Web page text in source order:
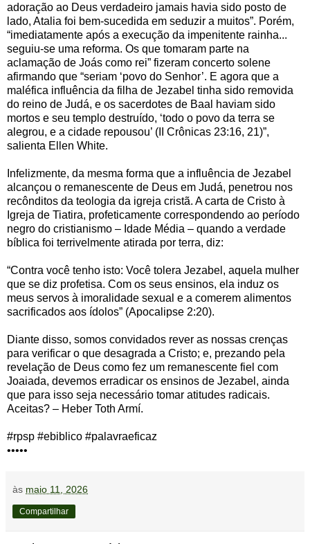
adoração ao Deus verdadeiro jamais havia sido posto de
lado, Atalia foi bem-sucedida em seduzir a muitos”. Porém,
“imediatamente após a execução da impenitente rainha...
seguiu-se uma reforma. Os que tomaram parte na
aclamação de Joás como rei” fizeram concerto solene
afirmando que “seriam ‘povo do Senhor’. E agora que a
maléfica influência da filha de Jezabel tinha sido removida
do reino de Judá, e os sacerdotes de Baal haviam sido
mortos e seu templo destruído, ‘todo o povo da terra se
alegrou, e a cidade repousou’ (II Crônicas 23:16, 21)”,
salienta Ellen White.
Infelizmente, da mesma forma que a influência de Jezabel
alcançou o remanescente de Deus em Judá, penetrou nos
recônditos da teologia da igreja cristã. A carta de Cristo à
Igreja de Tiatira, profeticamente correspondendo ao período
negro do cristianismo – Idade Média – quando a verdade
bíblica foi terrivelmente atirada por terra, diz:
“Contra você tenho isto: Você tolera Jezabel, aquela mulher
que se diz profetisa. Com os seus ensinos, ela induz os
meus servos à imoralidade sexual e a comerem alimentos
sacrificados aos ídolos” (Apocalipse 2:20).
Diante disso, somos convidados rever as nossas crenças
para verificar o que desagrada a Cristo; e, prezando pela
revelação de Deus como fez um remanescente fiel com
Joaiada, devemos erradicar os ensinos de Jezabel, ainda
que para isso seja necessário tomar atitudes radicais.
Aceitas? – Heber Toth Armí.
#rpsp #ebiblico #palavraeficaz
•••••
às maio 11, 2026
Compartilhar